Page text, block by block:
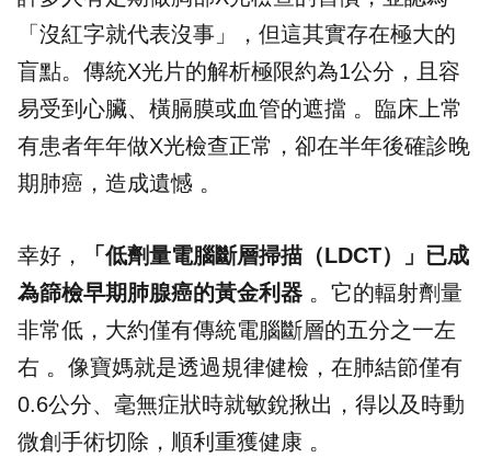
「沒紅字就代表沒事」，但這其實存在極大的
盲點。傳統X光片的解析極限約為1公分，且容
易受到心臟、橫膈膜或血管的遮擋 。臨床上常
有患者年年做X光檢查正常，卻在半年後確診晚
期肺癌，造成遺憾 。
幸好，
「低劑量電腦斷層掃描（LDCT）」已成
為篩檢早期肺腺癌的黃金利器 。它的輻射劑量
非常低，大約僅有傳統電腦斷層的五分之一左
右 。像寶媽就是透過規律健檢，在肺結節僅有
0.6公分、毫無症狀時就敏銳揪出，得以及時動
微創手術切除，順利重獲健康 。